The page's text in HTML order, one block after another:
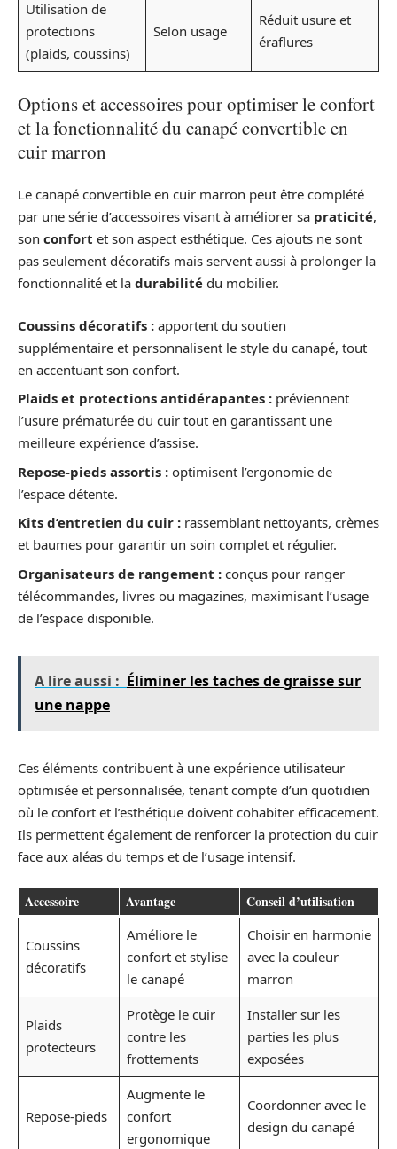
Utilisation de
protections
(plaids, coussins)
Selon usage
Réduit usure et
éraflures
Options et accessoires pour optimiser le confort
et la fonctionnalité du canapé convertible en
cuir marron
Le canapé convertible en cuir marron peut être complété
par une série d’accessoires visant à améliorer sa praticité,
son confort et son aspect esthétique. Ces ajouts ne sont
pas seulement décoratifs mais servent aussi à prolonger la
fonctionnalité et la durabilité du mobilier.
Coussins décoratifs : apportent du soutien
supplémentaire et personnalisent le style du canapé, tout
en accentuant son confort.
Plaids et protections antidérapantes : préviennent
l’usure prématurée du cuir tout en garantissant une
meilleure expérience d’assise.
Repose-pieds assortis : optimisent l’ergonomie de
l’espace détente.
Kits d’entretien du cuir : rassemblant nettoyants, crèmes
et baumes pour garantir un soin complet et régulier.
Organisateurs de rangement : conçus pour ranger
télécommandes, livres ou magazines, maximisant l’usage
de l’espace disponible.
A lire aussi : Éliminer les taches de graisse sur
une nappe
Ces éléments contribuent à une expérience utilisateur
optimisée et personnalisée, tenant compte d’un quotidien
où le confort et l’esthétique doivent cohabiter efficacement.
Ils permettent également de renforcer la protection du cuir
face aux aléas du temps et de l’usage intensif.
Accessoire Avantage Conseil d’utilisation
Coussins
décoratifs
Améliore le
confort et stylise
le canapé
Choisir en harmonie
avec la couleur
marron
Plaids
protecteurs
Protège le cuir
contre les
frottements
Installer sur les
parties les plus
exposées
Repose-pieds
Augmente le
confort
ergonomique
Coordonner avec le
design du canapé